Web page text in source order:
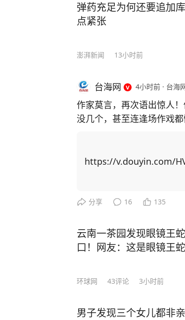
弹药充足为何还要追加
点紧张
澎湃新闻 13小时前
台海网 4小时前 · 台海
作家莫言，再次语出惊人
没几个，甚至连逢场作戏
友全都找上门。有的人进
中的不快，迎客进门。但
受。 经历了这些，年过半百的莫言对人生感悟更深，沉淀多年写下了《晚熟的人》一
书，书中一口气写了12个
声与消息提示音此起彼伏
值。 然而，莫言却提出了一种截然不同的观点：“如果你混到没人找你吃饭，没人喊
这句话时只当是戏言，细
https://v.douyin.com/
分享 16 135
云南一茶园发现眼镜王
口！网友：这是眼镜王
环球网 43评论 3小时前
男子发现三个女儿都非